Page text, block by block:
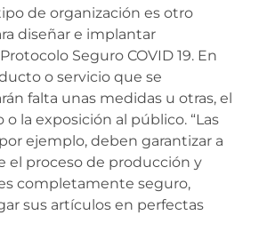
de organización es otro
diseñar e implantar
Seguro COVID 19. En
o servicio que se
falta unas medidas u otras, el
o la exposición al público. “Las
ejemplo, deben garantizar a
el proceso de producción y
completamente seguro,
sus artículos en perfectas